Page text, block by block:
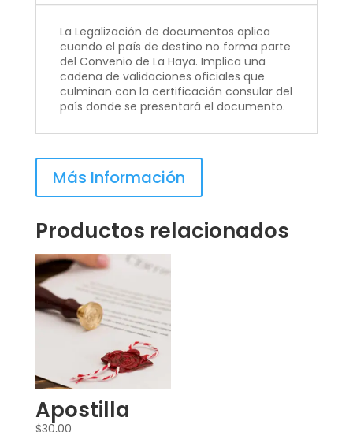
La Legalización de documentos aplica
cuando el país de destino no forma parte
del Convenio de La Haya. Implica una
cadena de validaciones oficiales que
culminan con la certificación consular del
país donde se presentará el documento.
Más Información
Productos relacionados
Apostilla
$30,00